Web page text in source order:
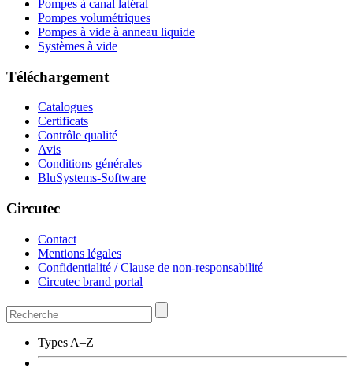
Pompes à canal latéral
Pompes volumétriques
Pompes à vide à anneau liquide
Systèmes à vide
Téléchargement
Catalogues
Certificats
Contrôle qualité
Avis
Conditions générales
BluSystems-Software
Circutec
Contact
Mentions légales
Confidentialité / Clause de non-responsabilité
Circutec brand portal
Types A–Z